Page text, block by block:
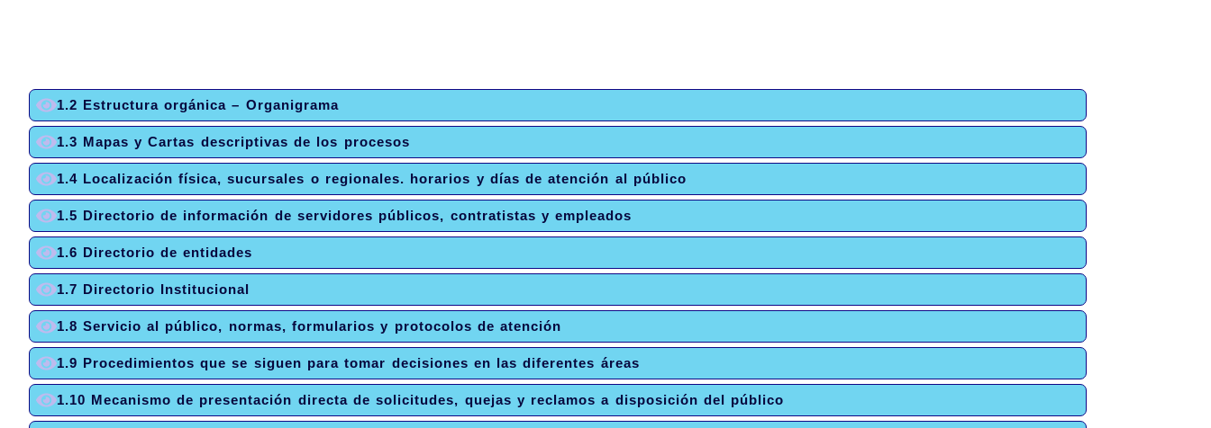
1.2 Estructura orgánica – Organigrama
1.3 Mapas y Cartas descriptivas de los procesos
1.4 Localización física, sucursales o regionales. horarios y días de atención al público
1.5 Directorio de información de servidores públicos, contratistas y empleados
1.6 Directorio de entidades
1.7 Directorio Institucional
1.8 Servicio al público, normas, formularios y protocolos de atención
1.9 Procedimientos que se siguen para tomar decisiones en las diferentes áreas
1.10 Mecanismo de presentación directa de solicitudes, quejas y reclamos a disposición del público